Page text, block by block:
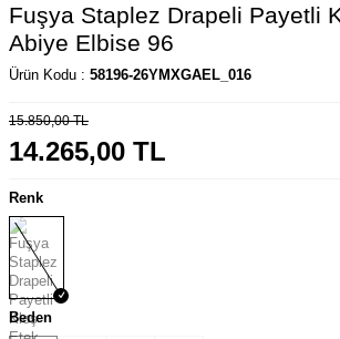
Fuşya Staplez Drapeli Payetli
Abiye Elbise 96
Ürün Kodu : 58196-26YMXGAEL_016
15.850,00TL
14.265,00 TL
Renk
Beden